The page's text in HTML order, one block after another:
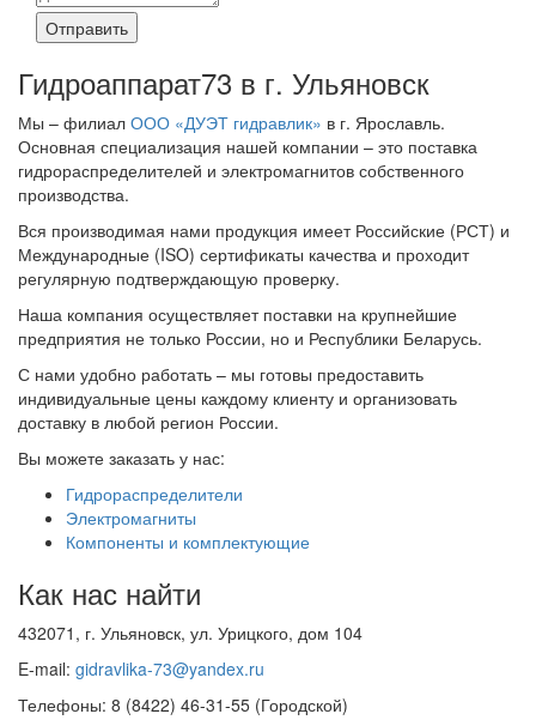
Отправить
Гидроаппарат73 в г. Ульяновск
Мы – филиал ООО «ДУЭТ гидравлик» в г. Ярославль.
Основная специализация нашей компании – это поставка
гидрораспределителей и электромагнитов собственного
производства.
Вся производимая нами продукция имеет Российские (РСТ) и
Международные (ISO) сертификаты качества и проходит
регулярную подтверждающую проверку.
Наша компания осуществляет поставки на крупнейшие
предприятия не только России, но и Республики Беларусь.
С нами удобно работать – мы готовы предоставить
индивидуальные цены каждому клиенту и организовать
доставку в любой регион России.
Вы можете заказать у нас:
Гидрораспределители
Электромагниты
Компоненты и комплектующие
Как нас найти
432071, г. Ульяновск, ул. Урицкого, дом 104
E-mail: gidravlika-73@yandex.ru
Телефоны: 8 (8422) 46-31-55 (Городской)